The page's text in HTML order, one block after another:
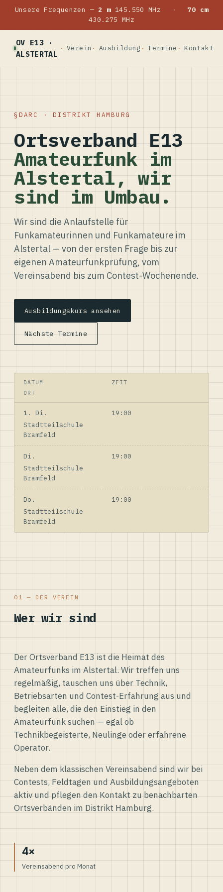
Unsere Frequenzen — 2 m145.550 MHz ·
70 cm
430.275 MHz
OV E13 ·
ALSTERTAL
Verein Ausbildung Termine Kontakt
DARC · DISTRIKT HAMBURG
Ortsverband E13
Amateurfunk im
Alstertal, wir
sind im Umbau.
Wir sind die Anlaufstelle für
Funkamateurinnen und Funkamateure im
Alstertal — von der ersten Frage bis zur
eigenen Amateurfunkprüfung, vom
Vereinsabend bis zum Contest-Wochenende.
Ausbildungskurs ansehen
Nächste Termine
DATUM
ZEIT
ORT
1. Di.
19:00
Stadtteilschule
Bramfeld
Di.
19:00
Stadtteilschule
Bramfeld
Do.
19:00
Stadtteilschule
Bramfeld
01 — DER VEREIN
Wer wir sind
Der Ortsverband E13 ist die Heimat des
Amateurfunks im Alstertal. Wir treffen uns
regelmäßig, tauschen uns über Technik,
Betriebsarten und Contest-Erfahrung aus und
begleiten alle, die den Einstieg in den
Amateurfunk suchen — egal ob
Technikbegeisterte, Neulinge oder erfahrene
Operator.
Neben dem klassischen Vereinsabend sind wir bei
Contests, Feldtagen und Ausbildungsangeboten
aktiv und pflegen den Kontakt zu benachbarten
Ortsverbänden im Distrikt Hamburg.
4×
Vereinsabend pro Monat